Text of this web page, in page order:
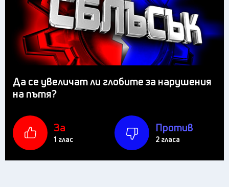
Да се увеличат ли глобите за нарушения
на пътя?
За
1 глас
Против
2 гласа